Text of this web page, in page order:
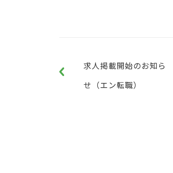
求人掲載開始のお知ら
せ（エン転職）